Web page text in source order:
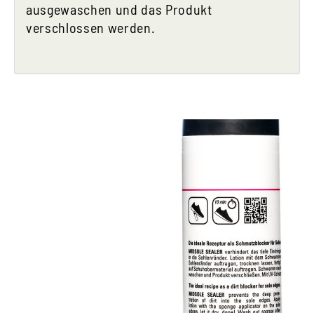
ausgewaschen und das Produkt
verschlossen werden.